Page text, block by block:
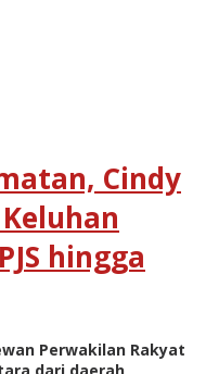
Cindy
hingga
Perwakilan Rakyat
dari daerah